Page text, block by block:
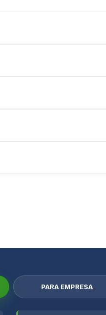
PARA EMPRESA